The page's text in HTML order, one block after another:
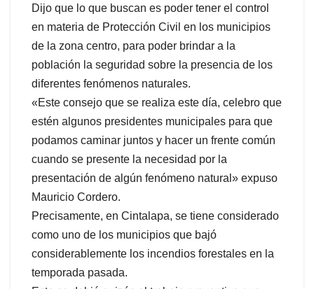
Dijo que lo que buscan es poder tener el control
en materia de Protección Civil en los municipios
de la zona centro, para poder brindar a la
población la seguridad sobre la presencia de los
diferentes fenómenos naturales.
«Este consejo que se realiza este día, celebro que
estén algunos presidentes municipales para que
podamos caminar juntos y hacer un frente común
cuando se presente la necesidad por la
presentación de algún fenómeno natural» expuso
Mauricio Cordero.
Precisamente, en Cintalapa, se tiene considerado
como uno de los municipios que bajó
considerablemente los incendios forestales en la
temporada pasada.